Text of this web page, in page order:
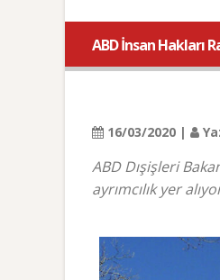
ABD İnsan Hakları
16/03/2020 |
ABD Dışişleri
ayrımcılık yer